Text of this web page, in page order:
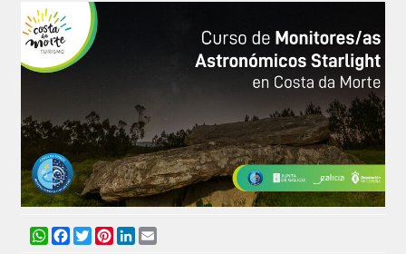
WhatsApp
Facebook
TwitterPinterest
LinkedIn